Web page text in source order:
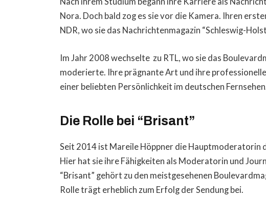
Nora. Doch bald zog es sie vor die Kamera. Ihren
NDR, wo sie das Nachrichtenmagazin “Schleswig-
Im Jahr 2008 wechselte zu RTL, wo sie das
moderierte. Ihre prägnante Art und ihre
einer beliebten Persönlichkeit im deutschen
Die Rolle bei “Brisant”
Seit 2014 ist Mareile Höppner die Hauptmoderatorin
Hier hat sie ihre Fähigkeiten als Moderatorin und
“Brisant” gehört zu den meistgesehenen
Rolle trägt erheblich zum Erfolg der Sendung bei.